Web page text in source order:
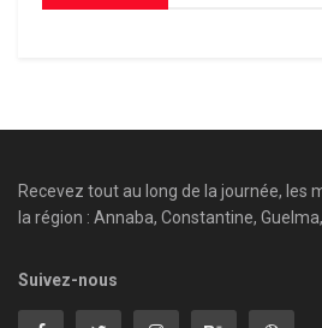
Recevez tout au long de la journée, les
la région : Annaba, Constantine, Guelma,
Suivez-nous